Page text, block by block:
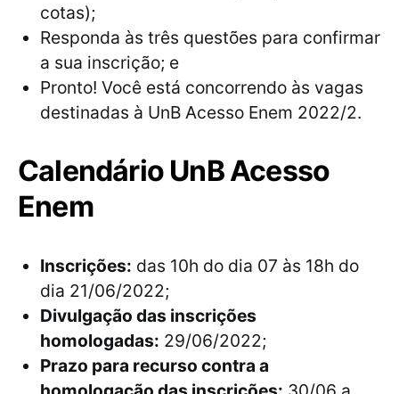
cotas);
Responda às três questões para confirmar
a sua inscrição; e
Pronto! Você está concorrendo às vagas
destinadas à UnB Acesso Enem 2022/2.
Calendário UnB Acesso
Enem
Inscrições: das 10h do dia 07 às 18h do
dia 21/06/2022;
Divulgação das inscrições
homologadas: 29/06/2022;
Prazo para recurso contra a